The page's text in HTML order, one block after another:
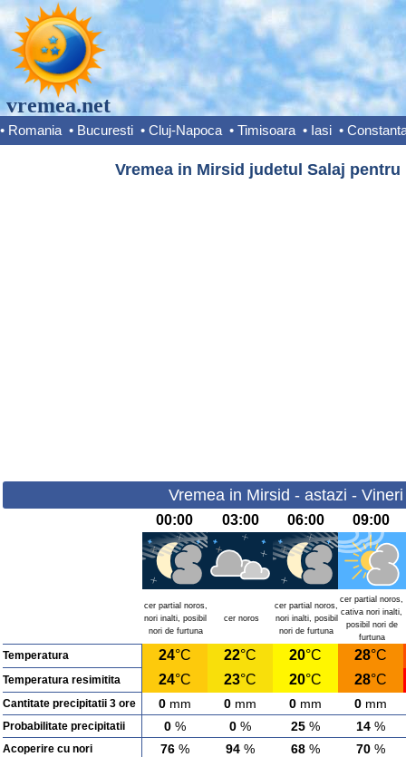
vremea.net
• Romania • Bucuresti • Cluj-Napoca • Timisoara • Iasi •
Vremea in Mirsid judetul Salaj pentru
Vremea in Mirsid - astazi -
00:00 03:00 06:00 09:00
cer partial noros,
nori inalti, posibil
nori de furtuna
cer noros
cer partial noros,
nori inalti, posibil
nori de furtuna
cer partial noros,
cativa nori inalti,
posibil nori de
furtuna
Temperatura 24°C 22°C 20°C 28°C
Temperatura resimitita 24°C 23°C 20°C 28°C
Cantitate precipitatii 3 ore 0 mm 0 mm 0 mm 0 mm
Probabilitate precipitatii 0 % 0 % 25 % 14 %
Acoperire cu nori 76 % 94 % 68 % 70 %